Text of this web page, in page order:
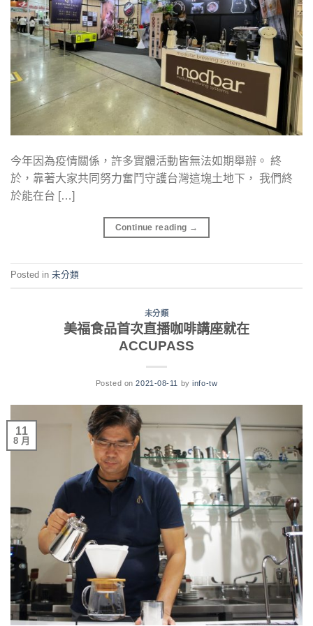
今年因為疫情關係，許多實體活動皆無法如期舉辦。 終
於，靠著大家共同努力奮鬥守護台灣這塊土地下， 我們終
於能在台 […]
Continue reading →
Posted in 未分類
未分類
美福食品首次直播咖啡講座就在
ACCUPASS
Posted on2021-08-11 byinfo-tw
11
8 月